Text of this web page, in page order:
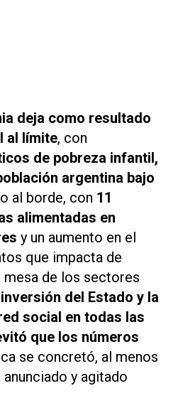
deja como resultado
al límite, con
de pobreza infantil,
argentina bajo
o al borde, con 11
alimentadas en
y un aumento en el
que impacta de
mesa de los sectores
del Estado y la
social en todas las
que los números
se concretó, al menos
y agitado